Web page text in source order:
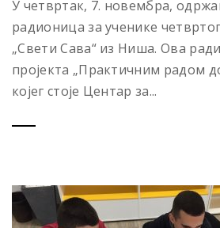
У четвртак, 7. новембра,
радионица за ученике
„Свети Сава“ из Ниша. Ова
пројекта „Практичним радом
којег стоје Центар за...